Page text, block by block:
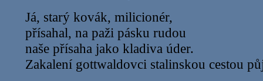
Já, starý kovák, milicionér,
přísahal, na paži pásku rudou
naše přísaha jako kladiva úder.
Zakalení gottwaldovci stalinskou cestou